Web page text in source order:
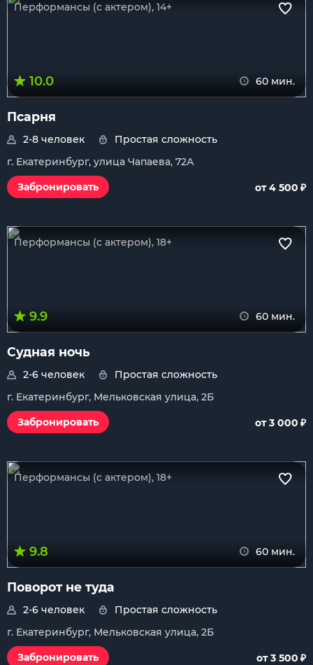
Перформансы (с актером), 14+
10.0 60 мин.
Псарня
2-8 человек
Простая сложность
г. Екатеринбург, улица Чапаева, 72А
Забронировать
от 4 500 ₽
Перформансы (с актером), 18+
9.9 60 мин.
Судная ночь
2-6 человек
Простая сложность
г. Екатеринбург, Мельковская улица, 2Б
Забронировать
от 3 000 ₽
Перформансы (с актером), 18+
9.8 60 мин.
Поворот не туда
2-6 человек
Простая сложность
г. Екатеринбург, Мельковская улица, 2Б
Забронировать
от 3 500 ₽